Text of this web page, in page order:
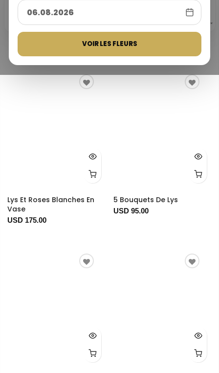
VOIR LES FLEURS
25
25 ans
d’expérience
Service de livraison de fleurs
fiable depuis 1999.
10 000+ livraisons
Paiement 100%
sécurisé
Vos paiements sont protégés par
la technologie 3D Secure.
Lys Et Roses Blanches En
Vase
USD 175.00
5 Bouquets De Lys
USD 95.00